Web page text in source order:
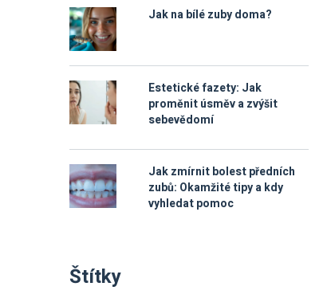
Jak na bílé zuby doma?
Estetické fazety: Jak
proměnit úsměv a zvýšit
sebevědomí
Jak zmírnit bolest předních
zubů: Okamžité tipy a kdy
vyhledat pomoc
Štítky